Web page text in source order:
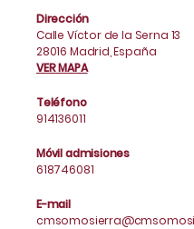
Dirección
Calle Víctor de la Serna 13
28016 Madrid, España
VER MAPA
Teléfono
914136011
Móvil admisiones
618746081
E-mail